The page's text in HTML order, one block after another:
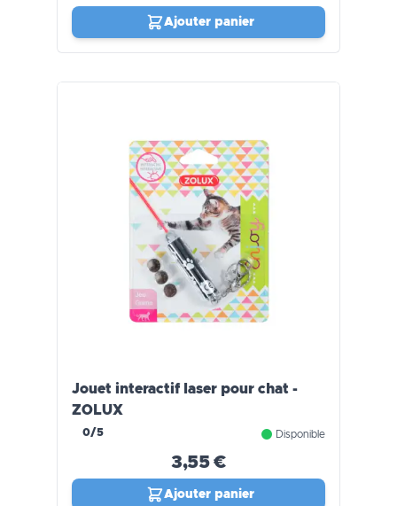
Ajouter panier
Jouet interactif laser pour chat -
ZOLUX
0/5 Disponible
3,55 €
Ajouter panier